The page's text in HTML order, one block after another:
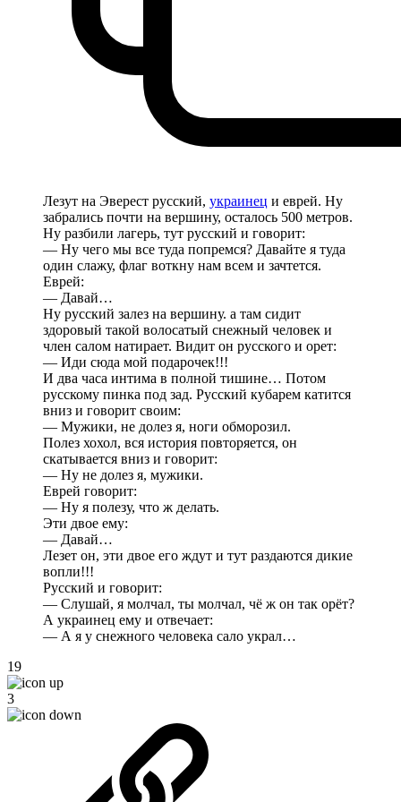
Лезут на Эверест русский, украинец и еврей. Ну
забрались почти на вершину, осталось 500 метров.
Ну разбили лагерь, тут русский и говорит:
— Ну чего мы все туда попремся? Давайте я туда
один слажу, флаг воткну нам всем и зачтется.
Еврей:
— Давай…
Ну русский залез на вершину. а там сидит
здоровый такой волосатый снежный человек и
член салом натирает. Видит он русского и орет:
— Иди сюда мой подарочек!!!
И два часа интима в полной тишине… Потом
русскому пинка под зад. Русский кубарем катится
вниз и говорит своим:
— Мужики, не долез я, ноги обморозил.
Полез хохол, вся история повторяется, он
скатывается вниз и говорит:
— Ну не долез я, мужики.
Еврей говорит:
— Ну я полезу, что ж делать.
Эти двое ему:
— Давай…
Лезет он, эти двое его ждут и тут раздаются дикие
вопли!!!
Русский и говорит:
— Слушай, я молчал, ты молчал, чё ж он так орёт?
А украинец ему и отвечает:
— А я у снежного человека сало украл…
19
3